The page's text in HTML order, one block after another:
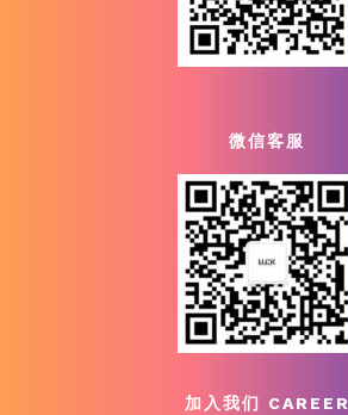
微信客服
加入我们 CAREER